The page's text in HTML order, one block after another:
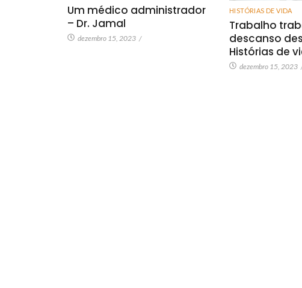
Um médico administrador
– Dr. Jamal
dezembro 15, 2023 /
HISTÓRIAS DE VIDA
Trabalho
descanso
Histórias de
dezembro 15, 2023